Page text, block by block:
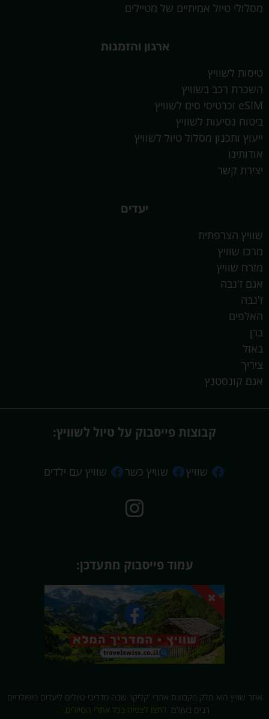
מסלולי טיול אמיתיים של מטיילים
ארגון והזמנות
טיסות לשוויץ
השכרת רכב בשוויץ
eSIM וכרטיסי סים לשוויץ
ביטוח נסיעות לשוויץ
ייעוץ ותכנון מסלול טיול לשוויץ
אודותינו
יצירת קשר
יעדים
שוויץ הצרפתית
מרכז שוויץ
מזרח שוויץ
אגם ז'נבה
ז'נבה
האלפים
ברן
באזל
ציריך
אגם קונסטנץ
קבוצות פייסבוק על טיול לשוויץ:
שוויץ שוויץ כשר שוויץ עם ילדים
עמוד פייסבוק מתעדכן:
אתר שוויץ הוא חלק מקבוצת אתרי 'קליקו' שבה מדריכי טיולים ליעדים פופולריים
רבים בעולם. לחצו לצפיה בכל אתרי הטיולים…